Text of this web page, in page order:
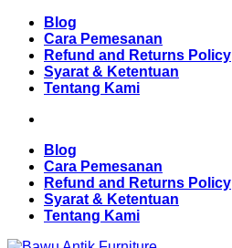
Skip
content
Blog
Cara Pemesanan
Refund and Returns Policy
Syarat & Ketentuan
Tentang Kami
Blog
Cara Pemesanan
Refund and Returns Policy
Syarat & Ketentuan
Tentang Kami